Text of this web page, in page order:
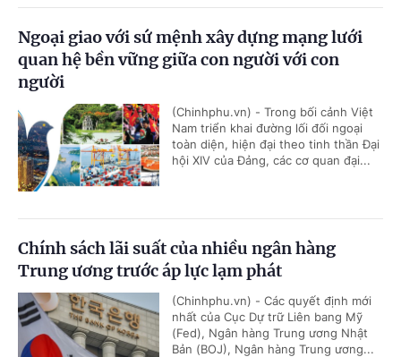
Ngoại giao với sứ mệnh xây dựng mạng lưới
quan hệ bền vững giữa con người với con
người
(Chinhphu.vn) - Trong bối cảnh Việt
Nam triển khai đường lối đối ngoại
toàn diện, hiện đại theo tinh thần Đại
hội XIV của Đảng, các cơ quan đại...
Chính sách lãi suất của nhiều ngân hàng
Trung ương trước áp lực lạm phát
(Chinhphu.vn) - Các quyết định mới
nhất của Cục Dự trữ Liên bang Mỹ
(Fed), Ngân hàng Trung ương Nhật
Bản (BOJ), Ngân hàng Trung ương...